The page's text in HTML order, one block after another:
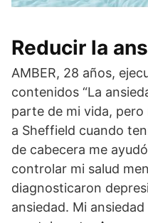
Reducir la
AMBER, 28 años,
contenidos “La
parte de mi vida,
a Sheffield cuando
de cabecera me
controlar mi salud
diagnosticaron
ansiedad. Mi